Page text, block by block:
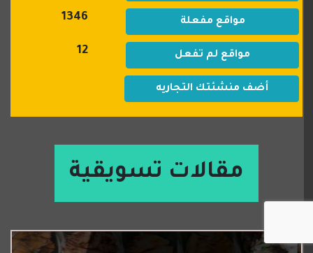
مواقع مفعلة 1346
مواقع لم تفعل 12
أضف منشئتك التجاريه
مقالات تسويقية